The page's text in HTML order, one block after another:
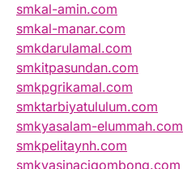
smkal-amin.com
smkal-manar.com
smkdarulamal.com
smkitpasundan.com
smkpgrikamal.com
smktarbiyatululum.com
smkyasalam-elummah.com
smkpelitaynh.com
smkyasinacigombong.com